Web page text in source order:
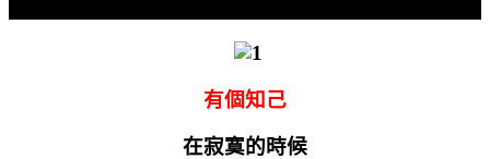
有個知己
在寂寞的時候